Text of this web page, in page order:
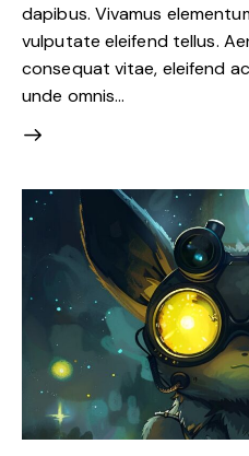
dapibus. Vivamus
vulputate eleifend tellus.
consequat vitae, eleifend
unde omnis…